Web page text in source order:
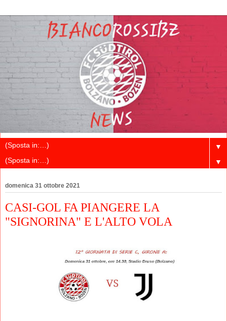
▼
▼
domenica 31 ottobre 2021
CASI-GOL FA PIANGERE LA
"SIGNORINA" E L'ALTO VOLA